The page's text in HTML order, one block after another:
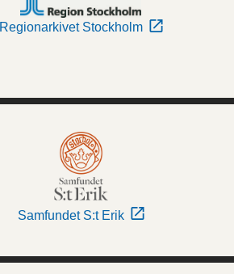
Regionarkivet Stockholm
Samfundet S:t Erik